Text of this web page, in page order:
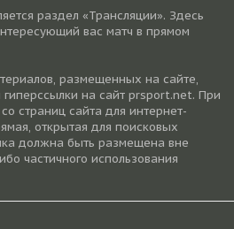
раздел «Трансляции». Здесь
вас матч в прямом
размещенных на сайте,
на cайт prsport.net. При
страниц сайта для интернет-
открытая для поисковых
должна быть размещена вне
частичного использования